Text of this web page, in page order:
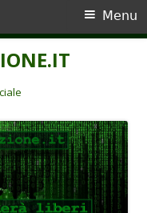
Menu